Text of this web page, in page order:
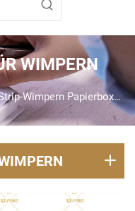
WIMPERN
Wimpern Papierboxen